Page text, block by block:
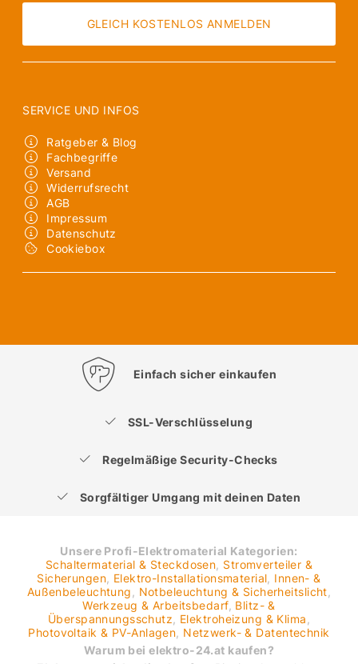
GLEICH KOSTENLOS ANMELDEN
SERVICE UND INFOS
Ratgeber & Blog
Fachbegriffe
Versand
Widerrufsrecht
AGB
Impressum
Datenschutz
Cookiebox
Einfach sicher einkaufen
SSL-Verschlüsselung
Regelmäßige Security-Checks
Sorgfältiger Umgang mit deinen Daten
Unsere Profi-Elektromaterial Kategorien:
Schaltermaterial & Steckdosen Stromverteiler &
Sicherungen Elektro-Installationsmaterial Innen- &
Außenbeleuchtung
Notbeleuchtung & Sicherheitslicht
Werkzeug & Arbeitsbedarf, Blitz- &
Überspannungsschutz
Elektroheizung & Klima
Photovoltaik & PV-Anlagen Netzwerk- & Datentechnik
Warum bei elektro-24.at kaufen?